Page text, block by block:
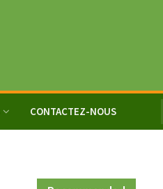
CONTACTEZ-NOUS